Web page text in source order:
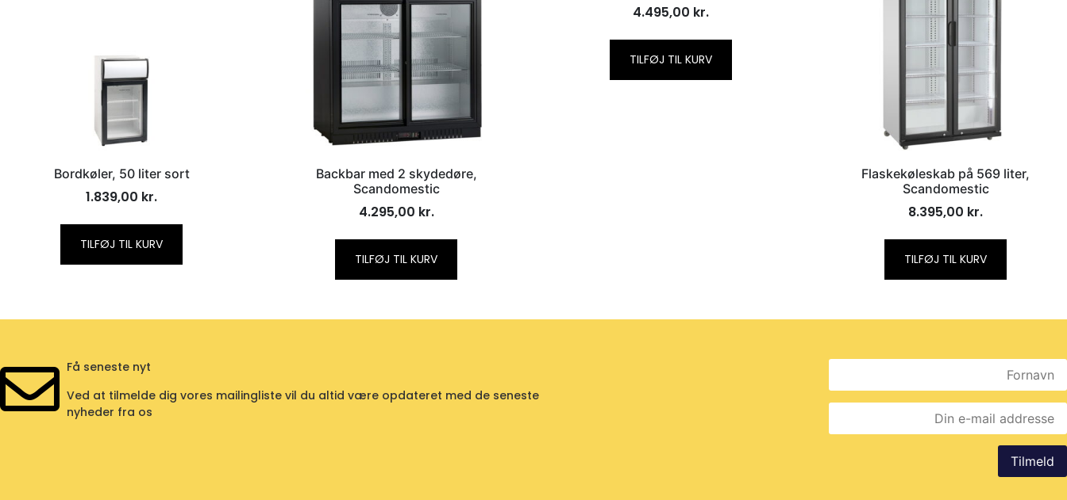
Bordkøler, 50 liter sort
1.839,00 kr.
TILFØJ TIL KURV
Backbar med 2 skydedøre,
Scandomestic
4.295,00 kr.
TILFØJ TIL KURV
4.495,00 kr.
TILFØJ TIL KURV
Flaskekøleskab på 569 liter,
Scandomestic
8.395,00 kr.
TILFØJ TIL KURV
Få seneste nyt
Ved at tilmelde dig vores mailingliste vil du altid være opdateret med de seneste
nyheder fra os